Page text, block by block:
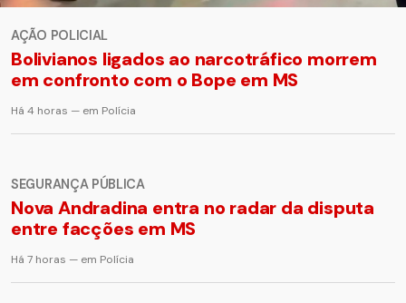
AÇÃO POLICIAL
Bolivianos ligados ao narcotráfico morrem
em confronto com o Bope em MS
Há 4 horas — em Polícia
SEGURANÇA PÚBLICA
Nova Andradina entra no radar da disputa
entre facções em MS
Há 7 horas — em Polícia